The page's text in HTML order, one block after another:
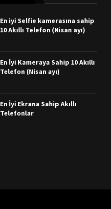
En iyi Selfie kamerasına sahip
10 Akıllı Telefon (Nisan ayı)
En İyi Kameraya Sahip 10 Akıllı
Telefon (Nisan ayı)
En İyi Ekrana Sahip Akıllı
Telefonlar